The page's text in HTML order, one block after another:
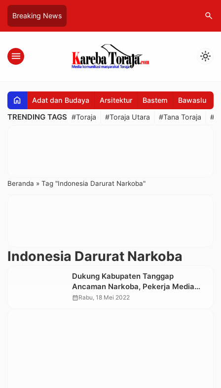
Breaking News search
menu light_mode
home Adat dan Budaya Arsitektur Bastem Bawaslu
TRENDING TAGS #Toraja #Toraja Utara #Tana Toraja
Beranda » Tag "Indonesia Darurat Narkoba"
Indonesia Darurat Narkoba
Dukung Kabupaten Tanggap
Ancaman Narkoba, Pekerja Media
Diperkuat Kapasitasnya
calendar_monthRabu, 18 Mei 2022